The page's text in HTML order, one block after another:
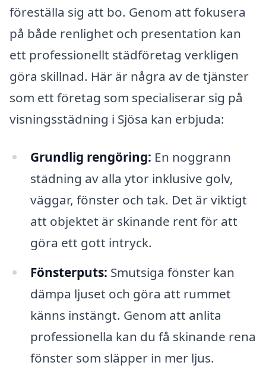
föreställa sig att bo. Genom att fokusera
på både renlighet och presentation kan
ett professionellt städföretag verkligen
göra skillnad. Här är några av de tjänster
som ett företag som specialiserar sig på
visningsstädning i Sjösa kan erbjuda:
Grundlig rengöring: En noggrann
städning av alla ytor inklusive golv,
väggar, fönster och tak. Det är viktigt
att objektet är skinande rent för att
göra ett gott intryck.
Fönsterputs: Smutsiga fönster kan
dämpa ljuset och göra att rummet
känns instängt. Genom att anlita
professionella kan du få skinande rena
fönster som släpper in mer ljus.